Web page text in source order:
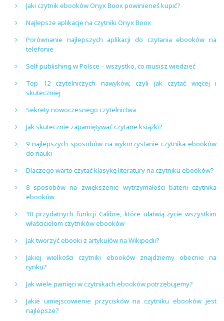
Jaki czytnik ebooków Onyx Boox powinieneś kupić?
Najlepsze aplikacje na czytniki Onyx Boox
Porównanie najlepszych aplikacji do czytania ebooków na
telefonie
Self publishing w Polsce – wszystko, co musisz wiedzieć
Top 12 czytelniczych nawyków, czyli jak czytać więcej i
skuteczniej
Sekrety nowoczesnego czytelnictwa
Jak skutecznie zapamiętywać czytane książki?
9 najlepszych sposobów na wykorzystanie czytnika ebooków
do nauki
Dlaczego warto czytać klasykę literatury na czytniku ebooków?
8 sposobów na zwiększenie wytrzymałości baterii czytnika
ebooków
10 przydatnych funkcji Calibre, które ułatwią życie wszystkim
właścicielom czytników ebooków
Jak tworzyć ebooki z artykułów na Wikipedii?
Jakiej wielkości czytniki ebooków znajdziemy obecnie na
rynku?
Jak wiele pamięci w czytnikach ebooków potrzebujemy?
Jakie umiejscowienie przycisków na czytniku ebooków jest
najlepsze?